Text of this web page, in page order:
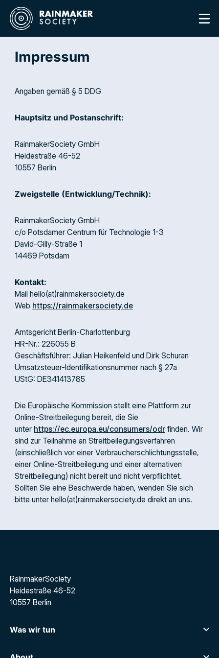
Impressum
Angaben gemäß § 5 DDG
Hauptsitz und Postanschrift:
RainmakerSociety GmbH
Heidestraße 46-52
10557 Berlin
Zweigstelle (Entwicklung/Technik):
RainmakerSociety GmbH
c/o Potsdamer Centrum für Technologie 1-3
David-Gilly-Straße 1
14469 Potsdam
Kontakt:
Mail hello(at)rainmakersociety.de
Web https://rainmakersociety.de
Amtsgericht Berlin-Charlottenburg
HR-Nr.: 226055 B
Geschäftsführer: Julian Heikenfeld und Dirk Schuran
Umsatzsteuer-Identifikationsnummer nach § 27a
UStG: DE341413785
Die Europäische Kommission stellt eine Plattform zur
Online-Streitbeilegung bereit, die Sie
unter https://ec.europa.eu/consumers/odr finden. Wir
sind zur Teilnahme an Streitbeilegungsverfahren
(einschließlich vor einer Verbraucherschlichtungsstelle,
einer Online-Streitbeilegung und einer alternativen
Streitbeilegung) nicht bereit und nicht verpflichtet.
Sollten Sie eine Beschwerde haben, wenden Sie sich
bitte unter hello(at)rainmakersociety.de direkt an uns.
RainmakerSociety
Heidestraße 46-52
10557 Berlin
Was wir tun
Executive Search